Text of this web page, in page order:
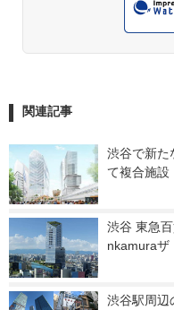
関連記事
渋谷で新た
て複合施設
渋谷 東急
nkamuraザ
渋谷駅周辺